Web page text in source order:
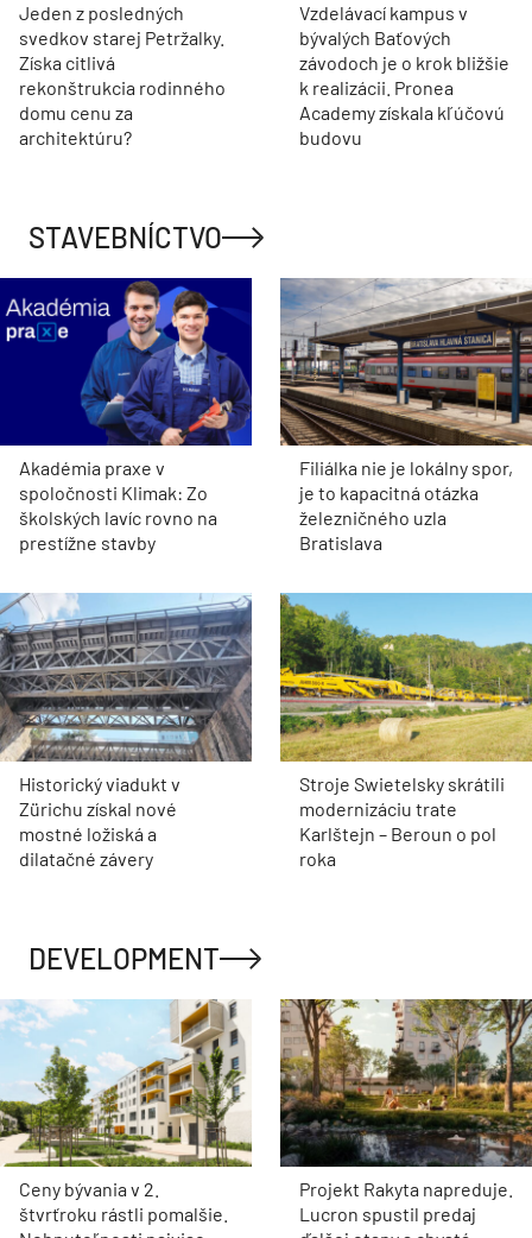
Jeden z posledných
svedkov starej Petržalky.
Získa citlivá
rekonštrukcia rodinného
domu cenu za
architektúru?
Vzdelávací kampus v
bývalých Baťových
závodoch je o krok bližšie
k realizácii. Pronea
Academy získala kľúčovú
budovu
STAVEBNÍCTVO
Akadémia praxe v
spoločnosti Klimak: Zo
školských lavíc rovno na
prestížne stavby
Filiálka nie je lokálny spor,
je to kapacitná otázka
železničného uzla
Bratislava
Historický viadukt v
Zürichu získal nové
mostné ložiská a
dilatačné závery
Stroje Swietelsky skrátili
modernizáciu trate
Karlštejn – Beroun o pol
roka
DEVELOPMENT
Ceny bývania v 2.
štvrťroku rástli pomalšie.
Projekt Rakyta napreduje.
Lucron spustil predaj